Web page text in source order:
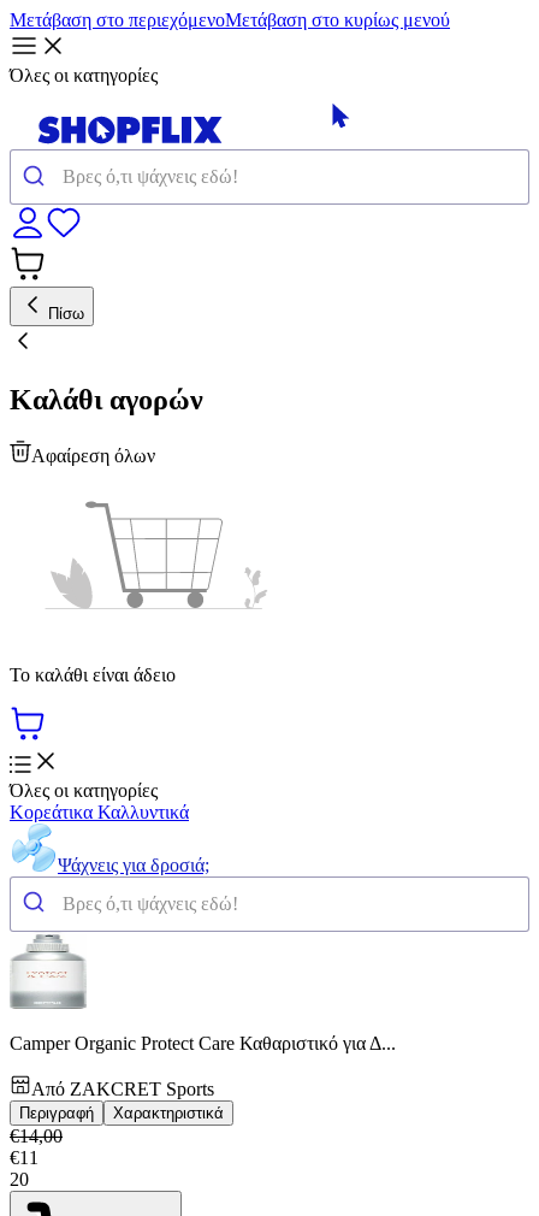
Μετάβαση στο περιεχόμενοΜετάβαση στο κυρίως μενού
Όλες οι κατηγορίες
Πίσω
Καλάθι αγορών
Αφαίρεση όλων
Το καλάθι είναι άδειο
Όλες οι κατηγορίες
Κορεάτικα Καλλυντικά
Ψάχνεις για δροσιά;
Camper Organic Protect Care Καθαριστικό για Δ...
Από ZAKCRET Sports
Περιγραφή Χαρακτηριστικά
€14,00
€11
20